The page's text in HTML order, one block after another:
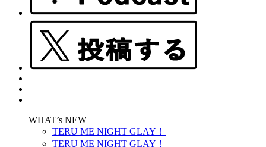
WHAT’s NEW
TERU ME NIGHT GLAY！
TERU ME NIGHT GLAY！